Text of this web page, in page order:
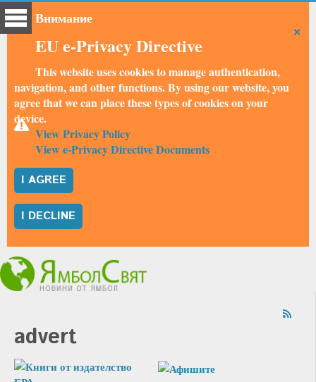
×
Внимание
EU e-Privacy Directive
This website uses cookies to manage authentication,
navigation, and other functions. By using our website, you
agree that we can place these types of cookies on your
device.
View Privacy Policy
View e-Privacy Directive Documents
I AGREE
I DECLINE
advert